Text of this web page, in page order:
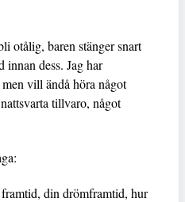
otålig, baren stänger snart
innan dess. Jag har
vill ändå höra något
tillvaro, något
din drömframtid, hur